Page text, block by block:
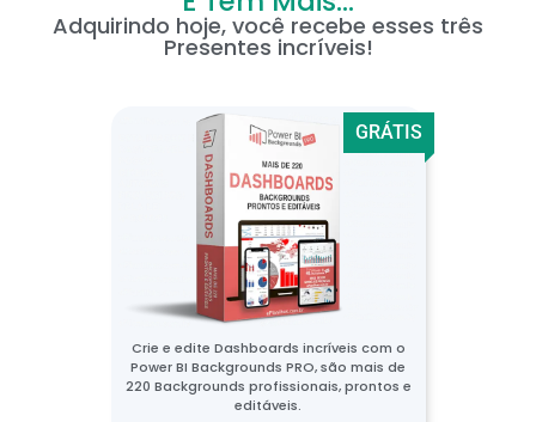
Adquirindo hoje, você recebe esses três
Presentes incríveis!
GRÁTIS
Crie e edite Dashboards incríveis com o
Power BI Backgrounds PRO, são mais de
220 Backgrounds profissionais, prontos e
editáveis.